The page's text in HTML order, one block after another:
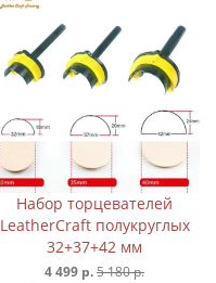
Набор торцевателей
LeatherCraft полукруглых
32+37+42 мм
4 499 р.5 180 р.